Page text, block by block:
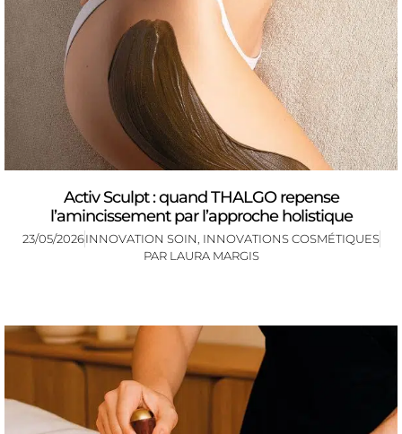
Activ Sculpt : quand THALGO repense
l’amincissement par l’approche holistique
23/05/2026INNOVATION SOIN INNOVATIONS COSMÉTIQUES
PAR LAURA MARGIS